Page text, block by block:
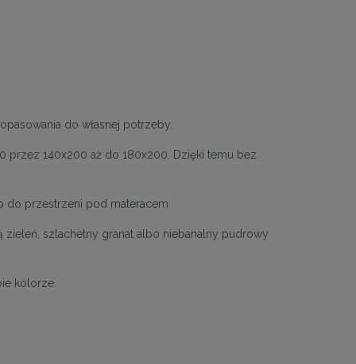
do własnej potrzeby.
140x200 aż do 180x200. Dzięki temu bez
do przestrzeni pod materacem
szlachetny granat albo niebanalny pudrowy
kolorze.